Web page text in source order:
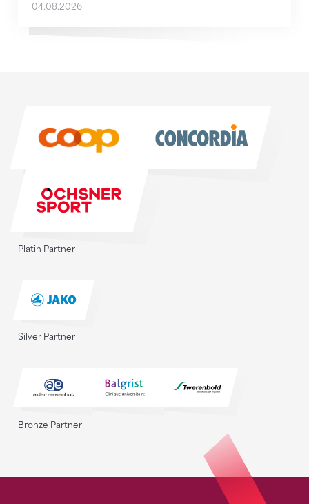
04.08.2026
Platin Partner
Silver Partner
Bronze Partner